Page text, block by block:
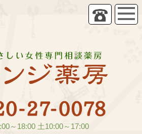
～18:00 土10:00～17:00